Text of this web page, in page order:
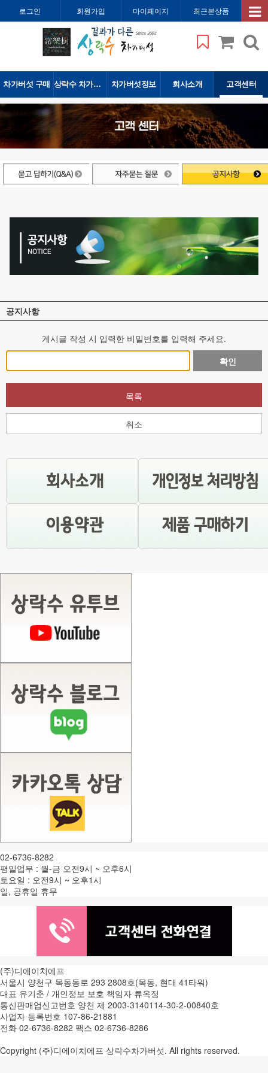
로그인 회원가입 마이페이지 최근본상품
차가버섯 구매 상락수 차가버섯 차가버섯정보 회사소개 고객센터
공지사항
게시글 작성 시 입력한 비밀번호를 입력해 주세요.
확인
목록
취소
02-6736-8282
평일업무 : 월-금 오전9시 ~ 오후6시
토요일 : 오전9시 ~ 오후1시
일, 공휴일 휴무
(주)디에이치에프
서울시 양천구 목동동로 293 2808호(목동, 현대 41타워)
대표 유기춘 / 개인정보 보호 책임자 류옥정
통신판매업신고번호 양천 제 2003-3140114-30-2-00840호
사업자 등록번호 107-86-21881
전화 02-6736-8282 팩스 02-6736-8286
Copyright (주)디에이치에프 상락수차가버섯. All rights reserved.